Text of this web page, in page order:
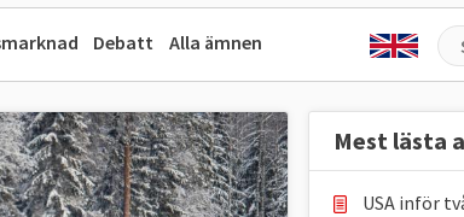
Debatt Alla ämnen
Mest lästa
USA inför